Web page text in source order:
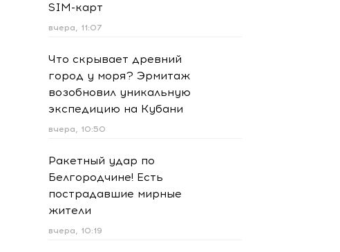
SIM-карт
вчера, 11:07
Что скрывает древний
город у моря? Эрмитаж
возобновил уникальную
экспедицию на Кубани
вчера, 10:50
Ракетный удар по
Белгородчине! Есть
пострадавшие мирные
жители
вчера, 10:19